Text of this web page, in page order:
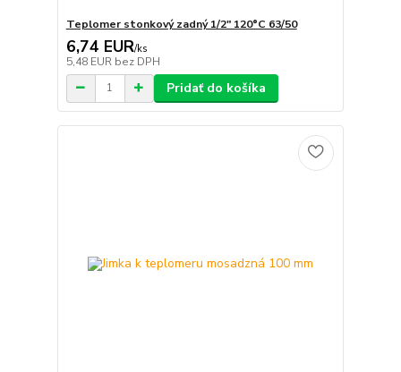
Teplomer stonkový zadný 1/2" 120°C 63/50
6,74 EUR/ks
5,48 EUR bez DPH
Pridať do košíka